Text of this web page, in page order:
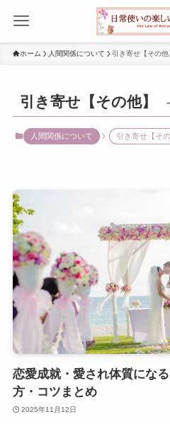
ホーム 人間関係について 引き寄せ【その他
引き寄せ【その他】
人間関係について 引き寄せ【その
恋愛成就・愛され体質にな
方・コツまとめ
2025年11月12日